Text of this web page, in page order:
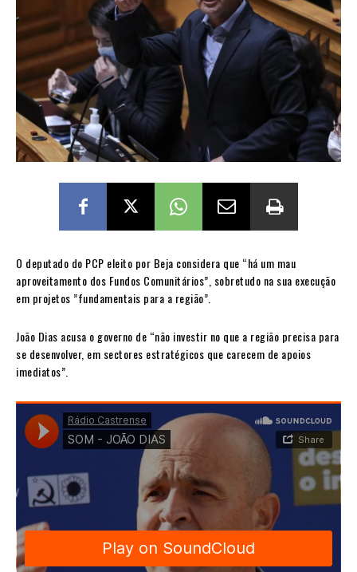
O deputado do PCP eleito por Beja considera que “há um mau
aproveitamento dos Fundos Comunitários”, sobretudo na sua execução
em projetos ”fundamentais para a região”.
João Dias acusa o governo de “não investir no que a região precisa para
se desenvolver, em sectores estratégicos que carecem de apoios
imediatos”.